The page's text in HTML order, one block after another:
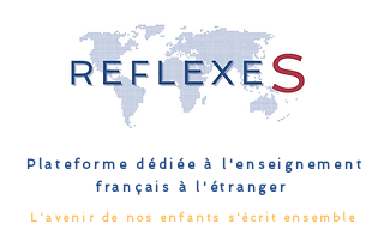
Plateforme dédiée à l'enseignement
français à l'étranger
L'avenir de nos enfants s'écrit ensemble